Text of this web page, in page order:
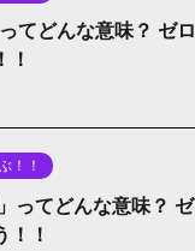
てどんな意味？ ゼロ
！
！！
ってどんな意味？ ゼ
！！